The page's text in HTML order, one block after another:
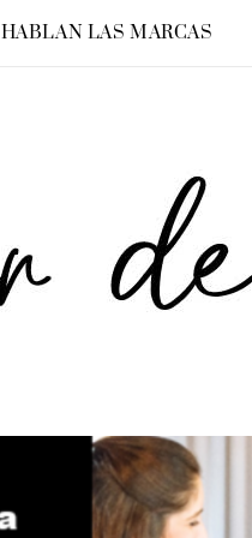
HABLAN LAS MARCAS